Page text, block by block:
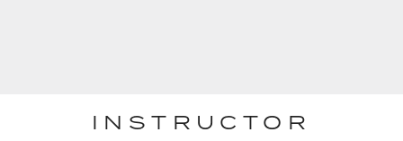
INSTRUCTOR